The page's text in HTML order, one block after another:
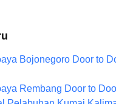
Bojonegoro Door to
Rembang Door to